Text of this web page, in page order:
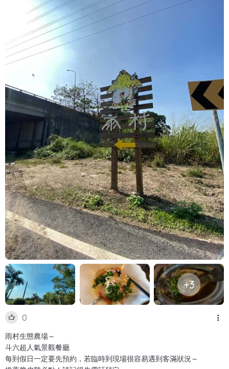
+3
0
雨村生態農場～
斗六超人氣景觀餐廳
每到假日一定要先預約，若臨時到現場很容易遇到客滿狀況～